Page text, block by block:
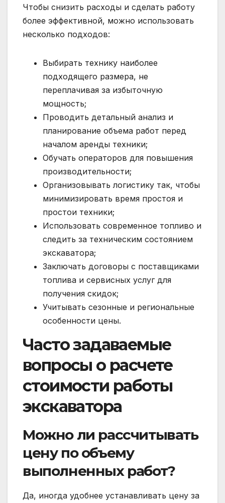
Чтобы снизить расходы и сделать работу
более эффективной, можно использовать
несколько подходов:
Выбирать технику наиболее
подходящего размера, не
переплачивая за избыточную
мощность;
Проводить детальный анализ и
планирование объема работ перед
началом аренды техники;
Обучать операторов для повышения
производительности;
Организовывать логистику так, чтобы
минимизировать время простоя и
простои техники;
Использовать современное топливо и
следить за техническим состоянием
экскаватора;
Заключать договоры с поставщиками
топлива и сервисных услуг для
получения скидок;
Учитывать сезонные и региональные
особенности цены.
Часто задаваемые
вопросы о расчете
стоимости работы
экскаватора
Можно ли рассчитывать
цену по объему
выполненных работ?
Да, иногда удобнее устанавливать цену за